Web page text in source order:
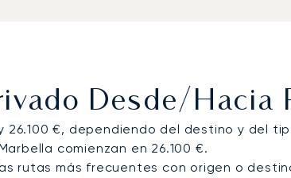
Desde/hacia
€, dependiendo del destino y del
comienzan en 26.100 €.
rutas más frecuentes con origen o